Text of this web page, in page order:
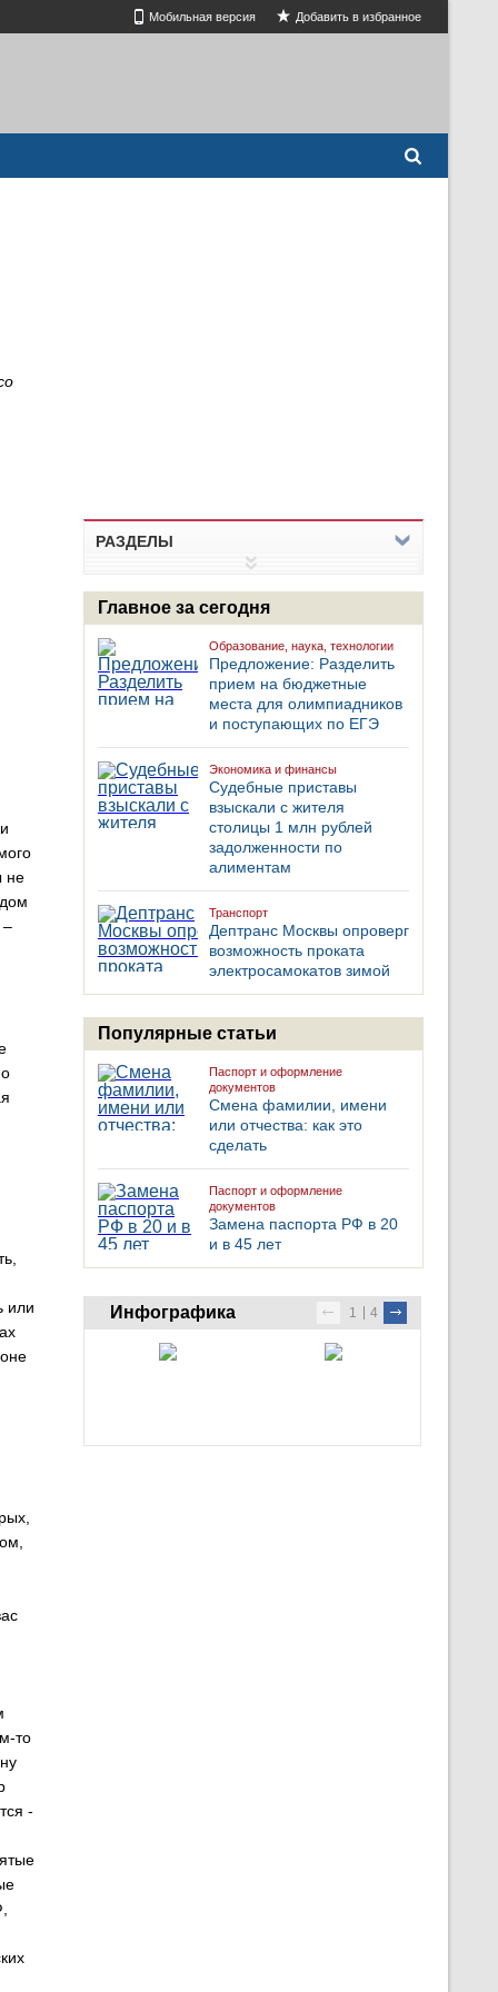
Мобильная версия Добавить в избранное
РАЗДЕЛЫ
Главное за сегодня
Образование, наука, технологии
Предложение: Разделить
прием на бюджетные
места для олимпиадников
и поступающих по ЕГЭ
Экономика и финансы
Судебные приставы
взыскали с жителя
столицы 1 млн рублей
задолженности по
алиментам
Транспорт
Дептранс Москвы опроверг
возможность проката
электросамокатов зимой
Популярные статьи
Паспорт и оформление
документов
Смена фамилии, имени
или отчества: как это
сделать
Паспорт и оформление
документов
Замена паспорта РФ в 20
и в 45 лет
Инфографика 1 4
не
–
или
то
-